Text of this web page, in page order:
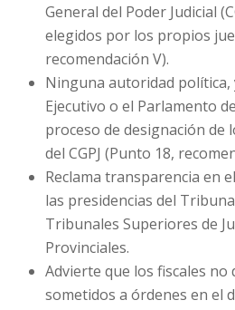
General del Poder Judicial
elegidos por los propios
recomendación V).
Ninguna autoridad política,
Ejecutivo o el Parlamento
proceso de designación de
del CGPJ (Punto 18,
Reclama transparencia en
las presidencias del
Tribunales Superiores de
Provinciales.
Advierte que los fiscales no
sometidos a órdenes en el